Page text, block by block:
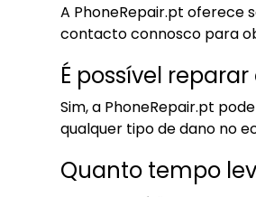
A PhoneRepair.pt oferece
contacto connosco para
É possível
Sim, a PhoneRepair.pt
qualquer tipo de dano no
Quanto tempo